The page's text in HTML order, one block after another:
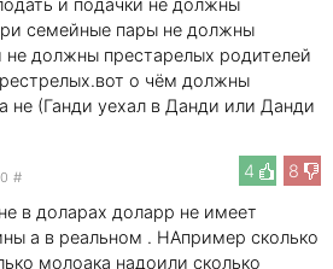
семейные пары не должны
не должны престарелых родителей
о чём должны
не (Ганди уехал в Данди или Данди
4
8
#
в доларах доларр не имеет
а в реальном . НАпример сколько
молоака надоили сколько